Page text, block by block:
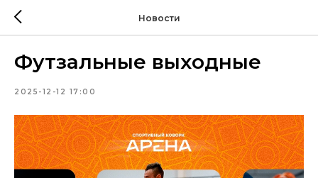
Новости
Футзальные выходные
2025-12-12 17:00